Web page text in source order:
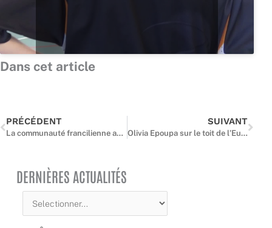
Dans cet article
PRÉCÉDENT
La communauté francilienne au Centre Fédéral s’agrandit
SUIVANT
Olivia Epoupa sur le toit de l’Europe !
DERNIÈRES ACTUALITÉS